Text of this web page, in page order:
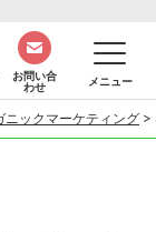
お問い合
わせ
メニュー
ニックマーケティング >